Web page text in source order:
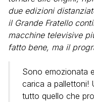
due edizioni
il Grande Fratello
macchine televisive
fatto bene, ma il
Sono emozionata
carica a pallettoni!
tutto quello che